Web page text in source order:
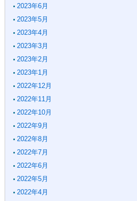
2023年6月
2023年5月
2023年4月
2023年3月
2023年2月
2023年1月
2022年12月
2022年11月
2022年10月
2022年9月
2022年8月
2022年7月
2022年6月
2022年5月
2022年4月